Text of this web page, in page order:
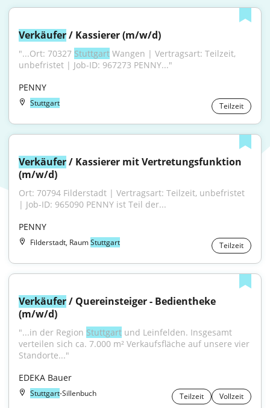
Verkäufer / Kassierer (m/w/d)
"...Ort: 70327 Stuttgart Wangen | Vertragsart: Teilzeit,
unbefristet | Job-ID: 967273 PENNY..."
PENNY
Stuttgart Teilzeit
Verkäufer / Kassierer mit Vertretungsfunktion
(m/w/d)
Ort: 70794 Filderstadt | Vertragsart: Teilzeit, unbefristet
| Job-ID: 965090 PENNY ist Teil der...
PENNY
Filderstadt, RaumStuttgart Teilzeit
Verkäufer / Quereinsteiger - Bedientheke
(m/w/d)
"...in der Region Stuttgart und Leinfelden. Insgesamt
verteilen sich ca. 7.000 m² Verkaufsfläche auf unsere vier
Standorte..."
EDEKA Bauer
Stuttgart-Sillenbuch Teilzeit Vollzeit